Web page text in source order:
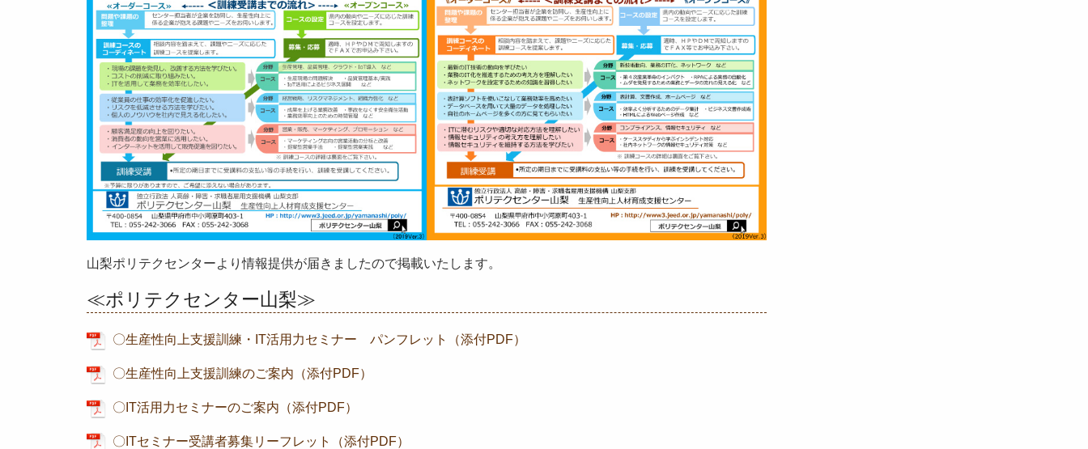
山梨ポリテクセンターより情報提供が届きましたので掲載いたします。
≪ポリテクセンター山梨≫
〇生産性向上支援訓練・IT活用力セミナー パンフレット（添付PDF）
〇生産性向上支援訓練のご案内（添付PDF）
〇IT活用力セミナーのご案内（添付PDF）
〇ITセミナー受講者募集リーフレット（添付PDF）